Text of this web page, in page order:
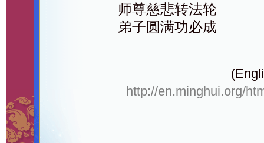
师尊慈悲转法轮
弟子圆满功必成
http://en.minghui.org/